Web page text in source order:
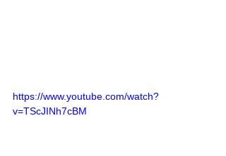
https://www.youtube.com/watch?
v=TScJINh7cBM